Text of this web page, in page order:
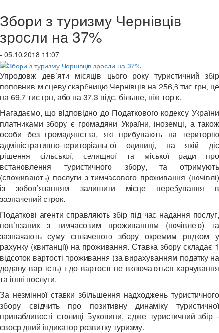
Збори з туризму Чернівців
зросли на 37%
- 05.10.2018 11:07
Упродовж дев’яти місяців цього року туристичний збір
поповнив місцеву скарбницю Чернівців на 256,6 тис грн, це
на 69,7 тис грн, або на 37,3 відс. більше, ніж торік.
Нагадаємо, що відповідно до Податкового кодексу України
платниками збору є громадяни України, іноземці, а також
особи без громадянства, які прибувають на територію
адміністративно-територіальної одиниці, на якій діє
рішення сільської, селищної та міської ради про
встановлення туристичного збору, та отримують
(споживають) послуги з тимчасового проживання (ночівлі)
із зобов’язанням залишити місце перебування в
зазначений строк.
Податкові агенти справляють збір під час надання послуг,
пов’язаних з тимчасовим проживанням (ночівлею) та
зазначають суму сплаченого збору окремим рядком у
рахунку (квитанції) на проживання. Ставка збору складає 1
відсоток вартості проживання (за вирахуванням податку на
додану вартість) і до вартості не включаються харчування
та інші послуги.
За незмінної ставки збільшення надходжень туристичного
збору свідчить про позитивну динаміку туристичної
привабливості столиці Буковини, адже туристичний збір -
своєрідний індикатор розвитку туризму.